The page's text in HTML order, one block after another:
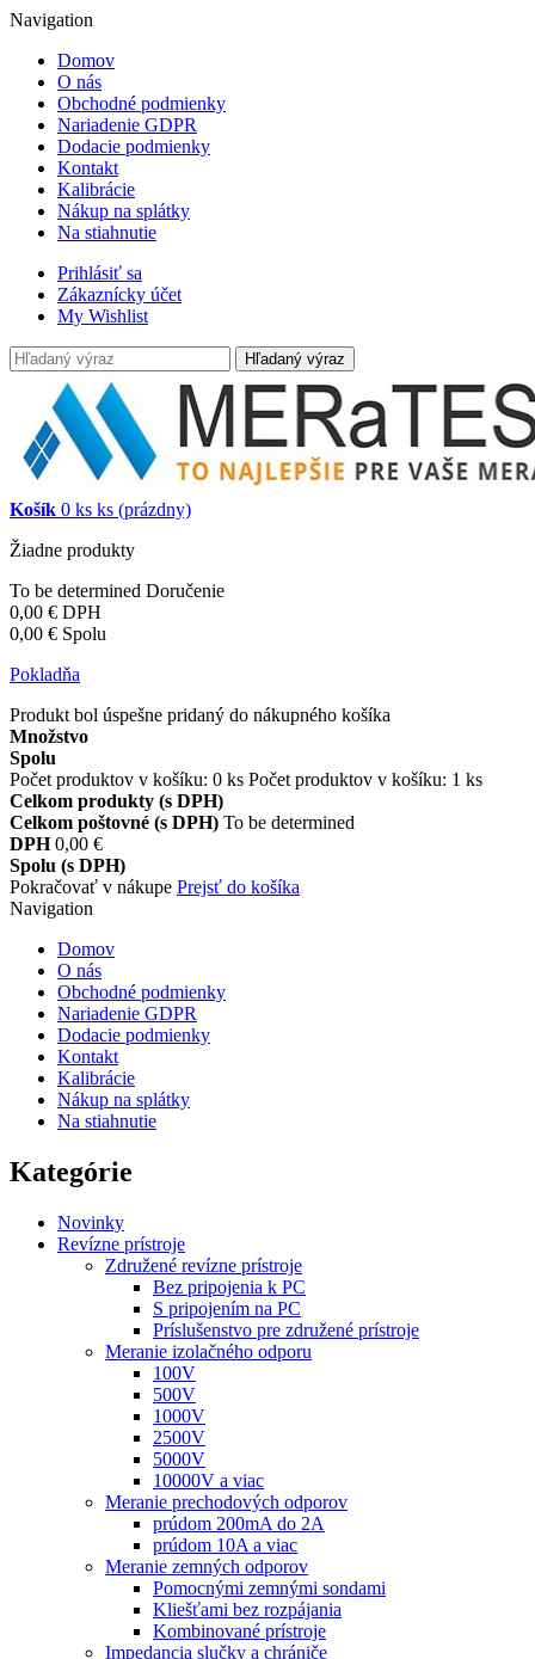
Navigation
Domov
O nás
Obchodné podmienky
Nariadenie GDPR
Dodacie podmienky
Kontakt
Kalibrácie
Nákup na splátky
Na stiahnutie
Prihlásiť sa
Zákaznícky účet
My Wishlist
Hľadaný výraz
Košík 0 ks ks (prázdny)
Žiadne produkty
To be determined Doručenie
0,00 € DPH
0,00 € Spolu
Pokladňa
Produkt bol úspešne pridaný do nákupného košíka
Množstvo
Spolu
Počet produktov v košíku: 0 ks Počet produktov v košíku: 1 ks
Celkom produkty (s DPH)
Celkom poštovné (s DPH) To be determined
DPH 0,00 €
Spolu (s DPH)
Pokračovať v nákupe Prejsť do košíka
Navigation
Domov
O nás
Obchodné podmienky
Nariadenie GDPR
Dodacie podmienky
Kontakt
Kalibrácie
Nákup na splátky
Na stiahnutie
Kategórie
Novinky
Revízne prístroje
Združené revízne prístroje
Bez pripojenia k PC
S pripojením na PC
Príslušenstvo pre združené prístroje
Meranie izolačného odporu
100V
500V
1000V
2500V
5000V
10000V a viac
Meranie prechodových odporov
prúdom 200mA do 2A
prúdom 10A a viac
Meranie zemných odporov
Pomocnými zemnými sondami
Kliešťami bez rozpájania
Kombinované prístroje
Impedancia slučky a chrániče